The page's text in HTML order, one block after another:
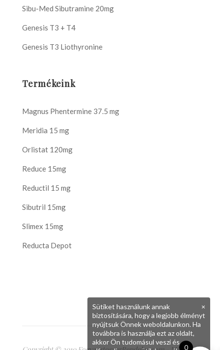
Sibu-Med Sibutramine 20mg
Genesis T3 + T4
Genesis T3 Liothyronine
Termékeink
Magnus Phentermine 37.5 mg
Meridia 15 mg
Orlistat 120mg
Reduce 15mg
Reductil 15 mg
Sibutril 15mg
Slimex 15mg
Reducta Depot
0
×
Sütiket használunk annak
biztosítására, hogy a legjobb élményt
nyújtsuk Önnek weboldalunkon. Ha
továbbra is használja ezt az oldalt,
akkor Ön tudomásul veszi és